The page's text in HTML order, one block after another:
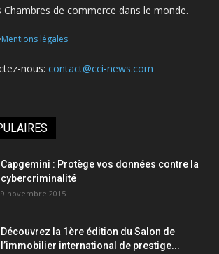
Chambres de commerce dans le monde.
Mentions légales
nous: contact@cci-news.com
Capgemini : Protège vos données contre la
cybercriminalité
9 novembre 2015
Découvrez la 1ère édition du Salon de
l’immobilier international de prestige...